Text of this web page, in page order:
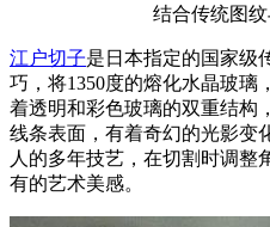
结合传统图
江户切子是日本指定的国家级
巧，将1350度的熔化水晶玻璃
着透明和彩色玻璃的双重结构
线条表面，有着奇幻的光影变
人的多年技艺，在切割时调整
有的艺术美感。